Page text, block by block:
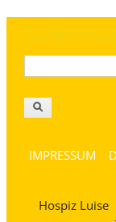
IMPRESSUM
Hospiz Luise